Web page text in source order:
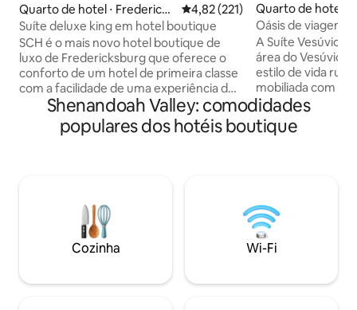
Quarto de hotel ⋅ Fredericks
burg
4,82 de uma avaliação média de
4,82 (221)
Suíte deluxe king em hotel boutique
SCH é o mais novo hotel boutique de
luxo de Fredericksburg que oferece o
conforto de um hotel de primeira classe
com a facilidade de uma experiência de
check-in totalmente automatizada.
Perfeito para aqueles hóspedes que
precisam de uma Estadia Prolongada na
separado - cozinha completa equipada
com aparelhos Whirlpool, incluindo um
frigorífico de tamanho completo - gama
- máquina de lavar louça - microondas -
secar roupa. Na SCH, nossos hóspedes
Quarto de hotel ⋅
Oásis de viagem
da I-81
A Suíte Vesúvio
área do Vesúvio e
estilo de vida
mobiliada com
de estar, estação
smart TV (com
acesso a Wi-Fi
observe que esta
animais de estimação. Observe
suíte está
originárias do
Shenandoah Valley: comodidades
populares dos hotéis boutique
Cozinha Wi-Fi